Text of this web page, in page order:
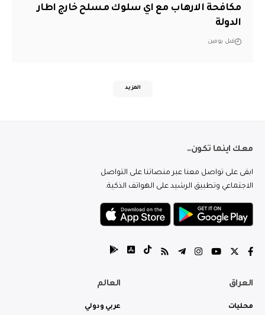
مكافحة الارهاب مع اي سلوك مسلح خارج اطار
الدولة
قبل يومين
المزيد
معك اينما تكون..
ابقى على تواصل معنا عبر منصاتنا على التواصل
الاجتماعي وتطبيق الرشيد على الهواتف الذكية.
العراق
محليات
العالم
عربي ودولي